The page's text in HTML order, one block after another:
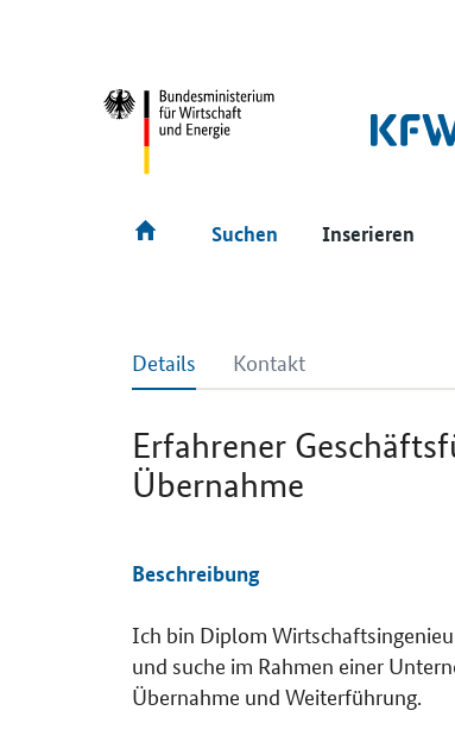
Suchen Inserieren
Details Kontakt
Erfahrener
Übernahme
Details
Beschreibung
Ich bin Diplom
und suche im Rahmen einer
Übernahme und Weiterführung.